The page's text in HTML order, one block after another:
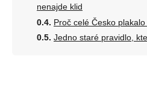
nenajde klid
Proč celé Česko
Jedno staré pravidlo,